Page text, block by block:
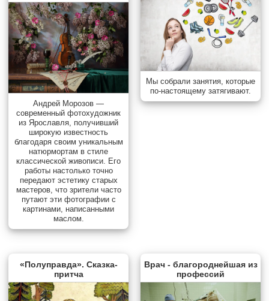
Андрей Морозов —
современный фотохудожник
из Ярославля, получивший
широкую известность
благодаря своим уникальным
натюрмортам в стиле
классической живописи. Его
работы настолько точно
передают эстетику старых
мастеров, что зрители часто
путают эти фотографии с
картинами, написанными
маслом.
Мы собрали занятия, которые
по-настоящему затягивают.
«Полуправда». Сказка-
притча
Врач - благороднейшая из
профессий